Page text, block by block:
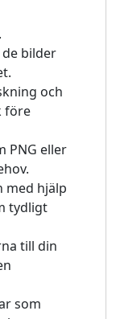
bilder
och
före
PNG eller
med hjälp
tydligt
till din
som